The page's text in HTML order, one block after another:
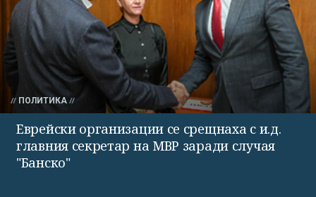
ПОЛИТИКА
Еврейски организации се срещнаха с и.д.
главния секретар на МВР заради случая
"Банско"